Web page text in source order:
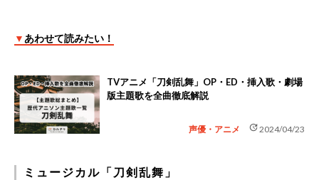
▼ あわせて読みたい！
TVアニメ「刀剣乱舞」OP・ED・挿入歌・劇場
版主題歌を全曲徹底解説
声優・アニメ update2024/04/23
ミュージカル「刀剣乱舞」